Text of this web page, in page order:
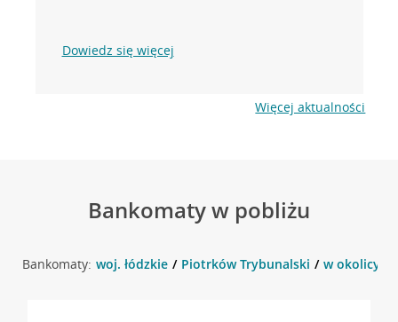
Dowiedz się więcej
Więcej aktualności
Bankomaty w pobliżu
Bankomaty: woj. łódzkie Piotrków Trybunalski w okolicy